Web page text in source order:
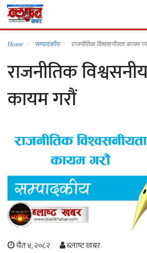
गृहपृष्ठ
निर्वाचन खबर
समाचार
खेलकुद
स्वास्थ्य
अपराध
Home सम्पादकीय राजनीतिक विश्वसनीयता कायम
राजनीतिक
कायम गरौं
चैत ४, २०८२ ब्लाष्ट खबर